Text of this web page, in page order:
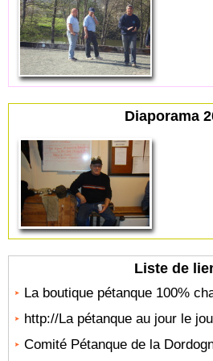
Diaporama
Liste de
La boutique pétanque 100%
http://La pétanque au jour le
Comité Pétanque de la